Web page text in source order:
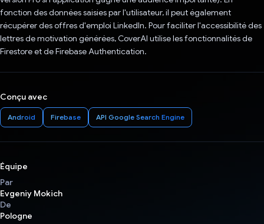
fonction des données saisies par l'utilisateur, il peut également
récupérer des offres d'emploi LinkedIn. Pour faciliter l'accessibilité des
lettres de motivation générées, CoverAI utilise les fonctionnalités de
Firestore et de Firebase Authentication.
Conçu avec
Android Firebase API Google Search Engine
Équipe
Par
Evgeniy Mokich
De
Pologne